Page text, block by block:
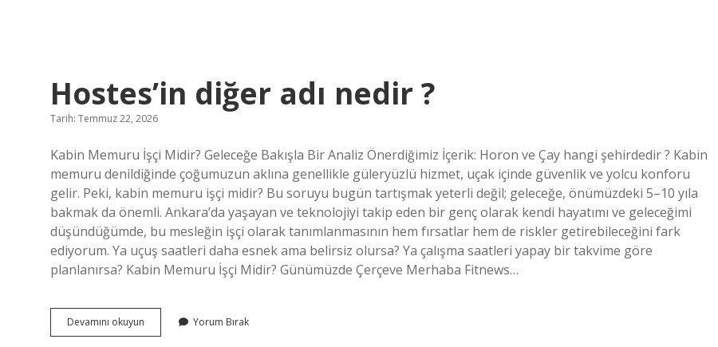
Günlük
Enerji
Yazılar
Hostes’in diğer adı nedir ?
Tarih: Temmuz 22, 2026
Kabin Memuru İşçi Midir? Geleceğe Bakışla Bir Analiz Önerdiğimiz İçerik: Horon ve Çay hangi şehirdedir ? Kabin
memuru denildiğinde çoğumuzun aklına genellikle güleryüzlü hizmet, uçak içinde güvenlik ve yolcu konforu
gelir. Peki, kabin memuru işçi midir? Bu soruyu bugün tartışmak yeterli değil; geleceğe, önümüzdeki 5–10 yıla
bakmak da önemli. Ankara’da yaşayan ve teknolojiyi takip eden bir genç olarak kendi hayatımı ve geleceğimi
düşündüğümde, bu mesleğin işçi olarak tanımlanmasının hem fırsatlar hem de riskler getirebileceğini fark
ediyorum. Ya uçuş saatleri daha esnek ama belirsiz olursa? Ya çalışma saatleri yapay bir takvime göre
planlanırsa? Kabin Memuru İşçi Midir? Günümüzde Çerçeve Merhaba Fitnews…
Devamını okuyun Hostes’in
diğer
Yorum Bırak